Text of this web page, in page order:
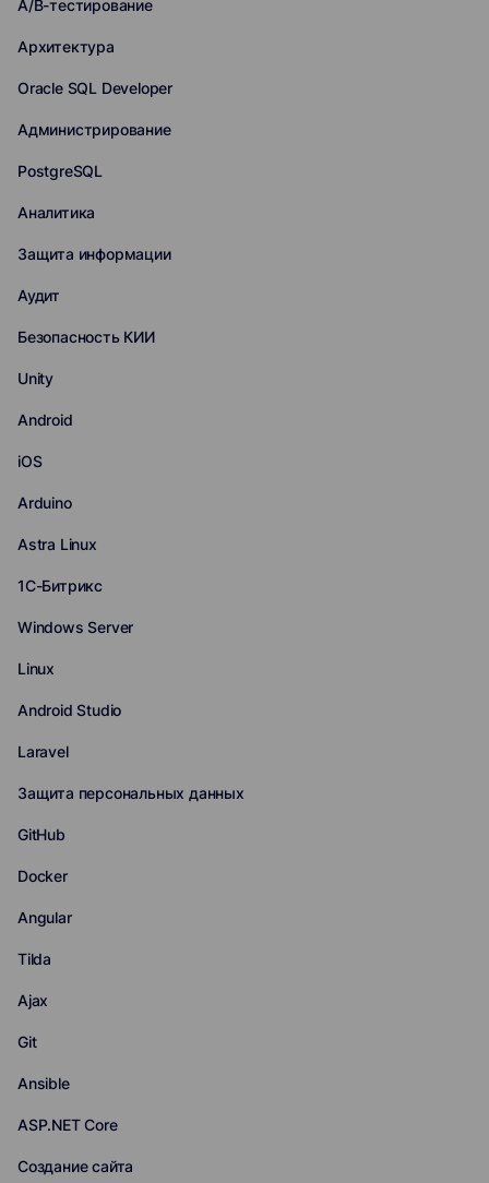
A/B-тестирование
Архитектура
Oracle SQL Developer
Администрирование
PostgreSQL
Аналитика
Защита информации
Аудит
Безопасность КИИ
Unity
Android
iOS
Arduino
Astra Linux
1С-Битрикс
Windows Server
Linux
Android Studio
Laravel
Защита персональных данных
GitHub
Docker
Angular
Tilda
Ajax
Git
Ansible
ASP.NET Core
Создание сайта